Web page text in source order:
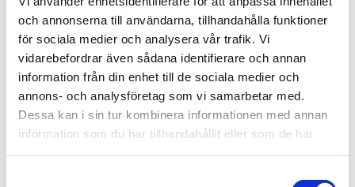
och annonserna till användarna, tillhandahålla funktioner
för sociala medier och analysera vår trafik. Vi
vidarebefordrar även sådana identifierare och annan
information från din enhet till de sociala medier och
annons- och analysföretag som vi samarbetar med.
Dessa kan i sin tur kombinera informationen med annan
information som du har tillhandahållit eller som de har
Scania